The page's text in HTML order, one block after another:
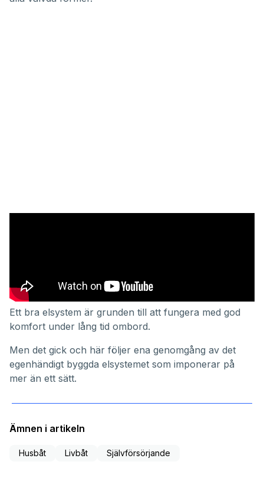
Ett bra elsystem är grunden till att fungera med god
komfort under lång tid ombord.
Men det gick och här följer ena genomgång av det
egenhändigt byggda elsystemet som imponerar på
mer än ett sätt.
Ämnen i artikeln
Husbåt Livbåt Självförsörjande